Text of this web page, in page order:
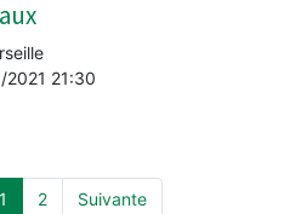
2021 21:30
1 2 Suivante